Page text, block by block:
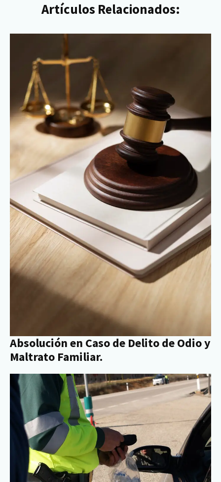
Artículos Relacionados:
Absolución en Caso de Delito de Odio y
Maltrato Familiar.